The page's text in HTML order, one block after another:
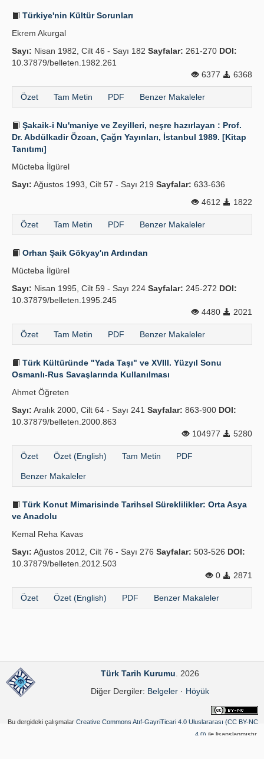
Türkiye'nin Kültür Sorunları
Ekrem Akurgal
Sayı: Nisan 1982, Cilt 46 - Sayı 182 Sayfalar: 261-270 DOI:
10.37879/belleten.1982.261
6377
6368
Özet Tam Metin PDF Benzer Makaleler
Şakaik-i Nu'maniye ve Zeyilleri, neşre hazırlayan : Prof.
Dr. Abdülkadir Özcan, Çağrı Yayınları, İstanbul 1989. [Kitap
Tanıtımı]
Mücteba İlgürel
Sayı: Ağustos 1993, Cilt 57 - Sayı 219 Sayfalar: 633-636
4612
1822
Özet Tam Metin PDF Benzer Makaleler
Orhan Şaik Gökyay'ın Ardından
Mücteba İlgürel
Sayı: Nisan 1995, Cilt 59 - Sayı 224 Sayfalar: 245-272 DOI:
10.37879/belleten.1995.245
4480
2021
Özet Tam Metin PDF Benzer Makaleler
Türk Kültüründe "Yada Taşı" ve XVIII. Yüzyıl Sonu
Osmanlı-Rus Savaşlarında Kullanılması
Ahmet Öğreten
Sayı: Aralık 2000, Cilt 64 - Sayı 241 Sayfalar: 863-900 DOI:
10.37879/belleten.2000.863
104977
5280
Özet Özet (English) Tam Metin PDF
Benzer Makaleler
Türk Konut Mimarisinde Tarihsel Süreklilikler: Orta Asya
ve Anadolu
Kemal Reha Kavas
Sayı: Ağustos 2012, Cilt 76 - Sayı 276 Sayfalar: 503-526 DOI:
10.37879/belleten.2012.503
0
2871
Özet Özet (English) PDF Benzer Makaleler
Türk Tarih Kurumu . 2026
Diğer Dergiler: Belgeler· Höyük
Bu dergideki çalışmalar Creative Commons Atıf-GayriTicari 4.0 Uluslararası (CC BY-NC
4.0) ile lisanslanmıştır.